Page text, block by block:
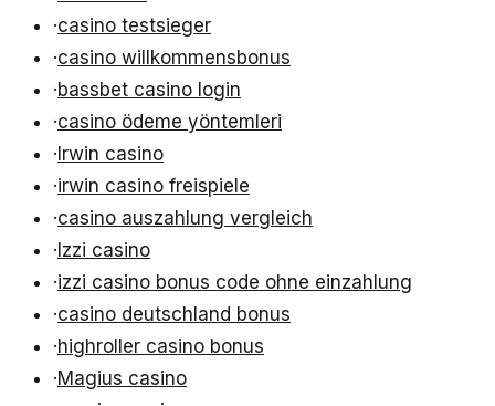
·casino testsieger
·casino willkommensbonus
·bassbet casino login
·casino ödeme yöntemleri
·Irwin casino
·irwin casino freispiele
·casino auszahlung vergleich
·Izzi casino
·izzi casino bonus code ohne einzahlung
·casino deutschland bonus
·highroller casino bonus
·Magius casino